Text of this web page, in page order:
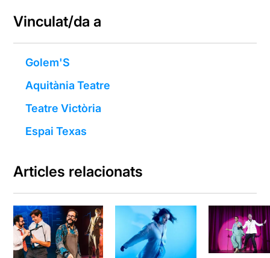
Vinculat/da a
Golem'S
Aquitània Teatre
Teatre Victòria
Espai Texas
Articles relacionats